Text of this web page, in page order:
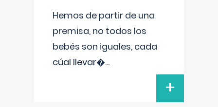
Hemos de partir de una
premisa, no todos los
bebés son iguales, cada
cúal llevar�...
+